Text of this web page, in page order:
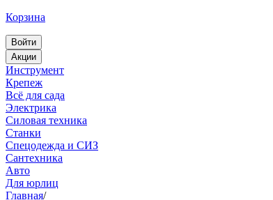
Корзина
Войти
Акции
Инструмент
Крепеж
Всё для сада
Электрика
Силовая техника
Станки
Спецодежда и СИЗ
Сантехника
Авто
Для юрлиц
Главная/